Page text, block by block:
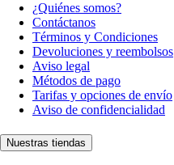
¿Quiénes somos?
Contáctanos
Términos y Condiciones
Devoluciones y reembolsos
Aviso legal
Métodos de pago
Tarifas y opciones de envío
Aviso de confidencialidad
Nuestras tiendas